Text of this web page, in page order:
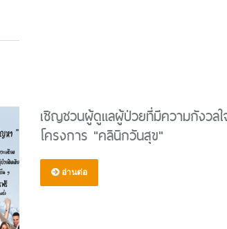
เชิญชวนผู้ดูแลผู้ป่วยที่มีความกังวลใ
โครงการ "คลินิกวันสุข"
อ่านต่อ